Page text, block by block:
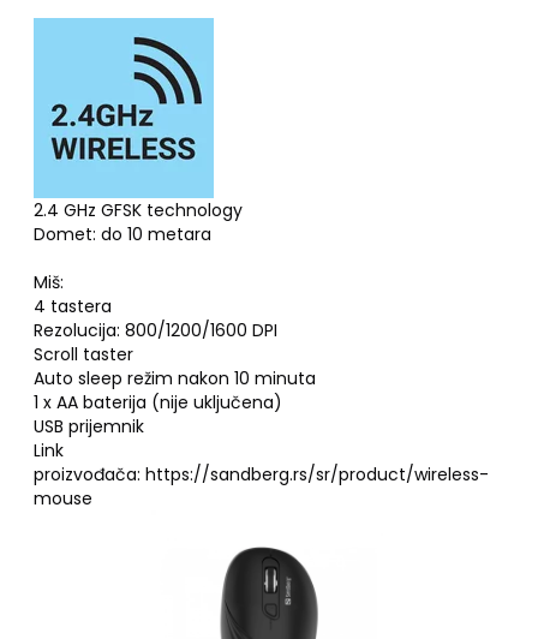
2.4 GHz GFSK technology
Domet: do 10 metara
Miš:
4 tastera
Rezolucija: 800/1200/1600 DPI
Scroll taster
Auto sleep režim nakon 10 minuta
1 x AA baterija (nije uključena)
USB prijemnik
Link
proizvođača: https://sandberg.rs/sr/product/wireless-
mouse